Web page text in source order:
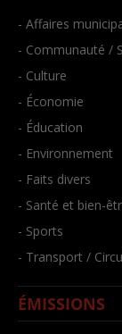
- Affaires
- Communauté /
- Culture
- Économie
- Éducation
- Environnement
- Faits divers
- Santé et bien-
- Sports
- Transport /
ÉMISSIONS